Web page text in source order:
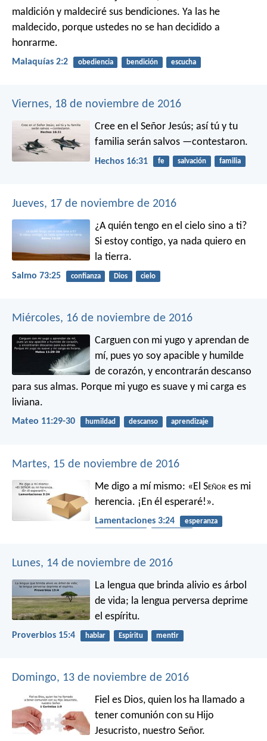
maldición y maldeciré sus bendiciones. Ya las he
maldecido, porque ustedes no se han decidido a
honrarme.
Malaquías 2:2 obediencia bendición escucha
Viernes, 18 de noviembre de 2016
Cree en el Señor Jesús; así tú y tu
familia serán salvos —contestaron.
Hechos 16:31 fe salvación familia
Jueves, 17 de noviembre de 2016
¿A quién tengo en el cielo sino a ti?
Si estoy contigo, ya nada quiero en
la tierra.
Salmo 73:25 confianza Dios cielo
Miércoles, 16 de noviembre de 2016
Carguen con mi yugo y aprendan de
mí, pues yo soy apacible y humilde
de corazón, y encontrarán descanso
para sus almas. Porque mi yugo es suave y mi carga es
liviana.
Mateo 11:29-30 humildad descanso aprendizaje
Martes, 15 de noviembre de 2016
Me digo a mí mismo: «El Señor es mi
herencia. ¡En él esperaré!».
Lamentaciones 3:24
esperanza
Lunes, 14 de noviembre de 2016
La lengua que brinda alivio es árbol
de vida; la lengua perversa deprime
el espíritu.
Proverbios 15:4 hablar Espíritu mentir
Domingo, 13 de noviembre de 2016
Fiel es Dios, quien los ha llamado a
tener comunión con su Hijo
Jesucristo, nuestro Señor.